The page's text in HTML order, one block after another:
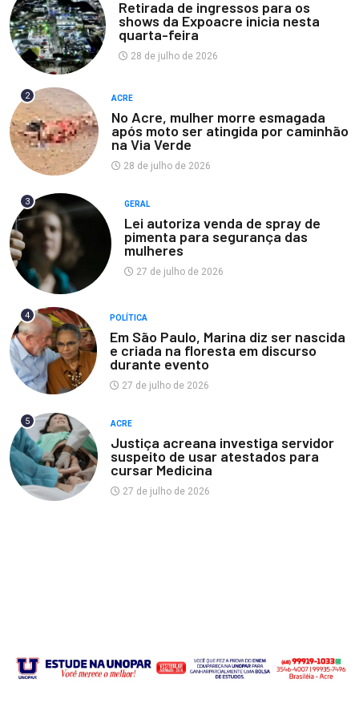
Retirada de ingressos para os
shows da Expoacre inicia nesta
quarta-feira
28 de julho de 2026
2 ACRE
No Acre, mulher morre esmagada
após moto ser atingida por caminhão
na Via Verde
28 de julho de 2026
3 GERAL
Lei autoriza venda de spray de
pimenta para segurança das
mulheres
27 de julho de 2026
4 POLÍTICA
Em São Paulo, Marina diz ser nascida
e criada na floresta em discurso
durante evento
27 de julho de 2026
5 ACRE
Justiça acreana investiga servidor
suspeito de usar atestados para
cursar Medicina
27 de julho de 2026